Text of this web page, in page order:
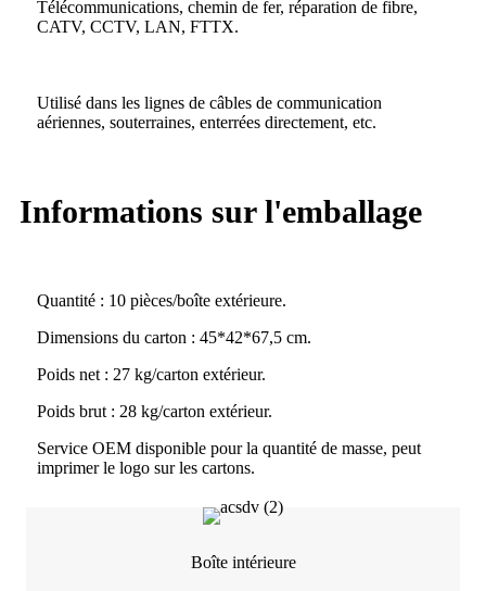
Télécommunications, chemin de fer, réparation de fibre,
CATV, CCTV, LAN, FTTX.
Utilisé dans les lignes de câbles de communication
aériennes, souterraines, enterrées directement, etc.
Informations sur l'emballage
Quantité : 10 pièces/boîte extérieure.
Dimensions du carton : 45*42*67,5 cm.
Poids net : 27 kg/carton extérieur.
Poids brut : 28 kg/carton extérieur.
Service OEM disponible pour la quantité de masse, peut
imprimer le logo sur les cartons.
Boîte intérieure